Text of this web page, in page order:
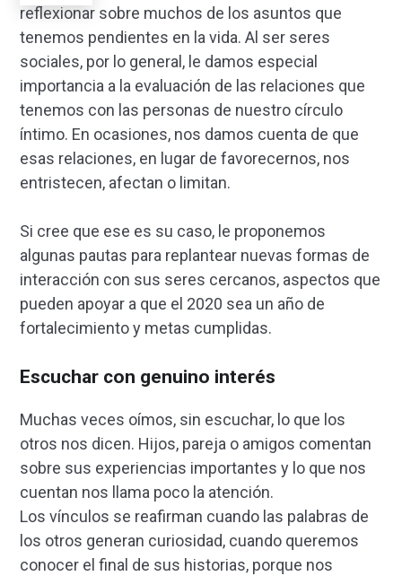
reflexionar sobre muchos de los asuntos que
tenemos pendientes en la vida. Al ser seres
sociales, por lo general, le damos especial
importancia a la evaluación de las relaciones que
tenemos con las personas de nuestro círculo
íntimo. En ocasiones, nos damos cuenta de que
esas relaciones, en lugar de favorecernos, nos
entristecen, afectan o limitan.
Si cree que ese es su caso, le proponemos
algunas pautas para replantear nuevas formas de
interacción con sus seres cercanos, aspectos que
pueden apoyar a que el 2020 sea un año de
fortalecimiento y metas cumplidas.
Escuchar con genuino interés
Muchas veces oímos, sin escuchar, lo que los
otros nos dicen. Hijos, pareja o amigos comentan
sobre sus experiencias importantes y lo que nos
cuentan nos llama poco la atención.
Los vínculos se reafirman cuando las palabras de
los otros generan curiosidad, cuando queremos
conocer el final de sus historias, porque nos